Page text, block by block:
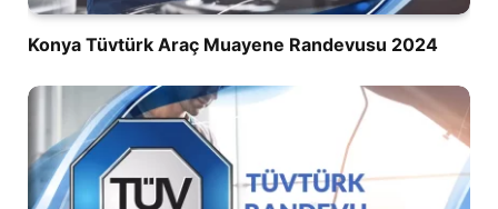
Konya Tüvtürk Araç Muayene Randevusu 2024